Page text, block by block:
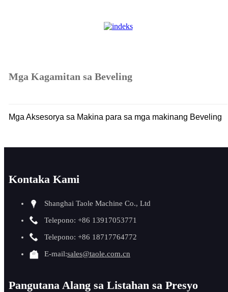
Mga Kagamitan sa Beveling
Mga Aksesorya sa Makina para sa mga makinang Beveling
Kontaka Kami
Shanghai Taole Machine Co., Ltd
Telepono: +86 13917053771
Telepono: +86 18717764772
E-mail:sales@taole.com.cn
Pangutana Alang sa Listahan sa Presyo